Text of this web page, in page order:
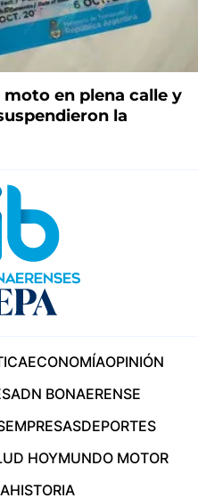
en plena calle y
la
ECONOMÍAOPINIÓN
ADN BONAERENSE
EMPRESASDEPORTES
HOYMUNDO MOTOR
HISTORIA